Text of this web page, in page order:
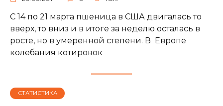
С 14 по 21 марта пшеница в США двигалась то
вверх, то вниз и в итоге за неделю осталась в
росте, но в умеренной степени. В Европе
колебания котировок
СТАТИСТИКА